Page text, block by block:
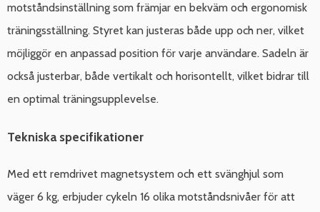
motståndsinställning som främjar en bekväm och ergonomisk
träningsställning. Styret kan justeras både upp och ner, vilket
möjliggör en anpassad position för varje användare. Sadeln är
också justerbar, både vertikalt och horisontellt, vilket bidrar till
en optimal träningsupplevelse.
Tekniska specifikationer
Med ett remdrivet magnetsystem och ett svänghjul som
väger 6 kg, erbjuder cykeln 16 olika motståndsnivåer för att